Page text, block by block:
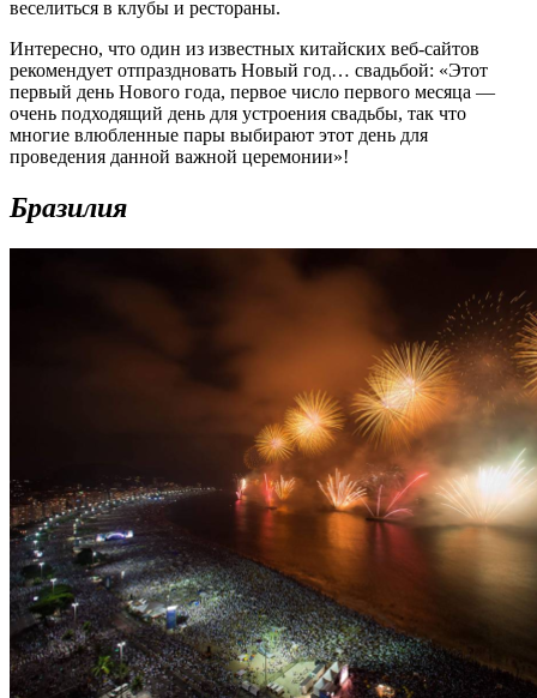
веселиться в клубы и рестораны.
Интересно, что один из известных китайских веб-сайтов
рекомендует отпраздновать Новый год… свадьбой: «Этот
первый день Нового года, первое число первого месяца —
очень подходящий день для устроения свадьбы, так что
многие влюбленные пары выбирают этот день для
проведения данной важной церемонии»!
Бразилия